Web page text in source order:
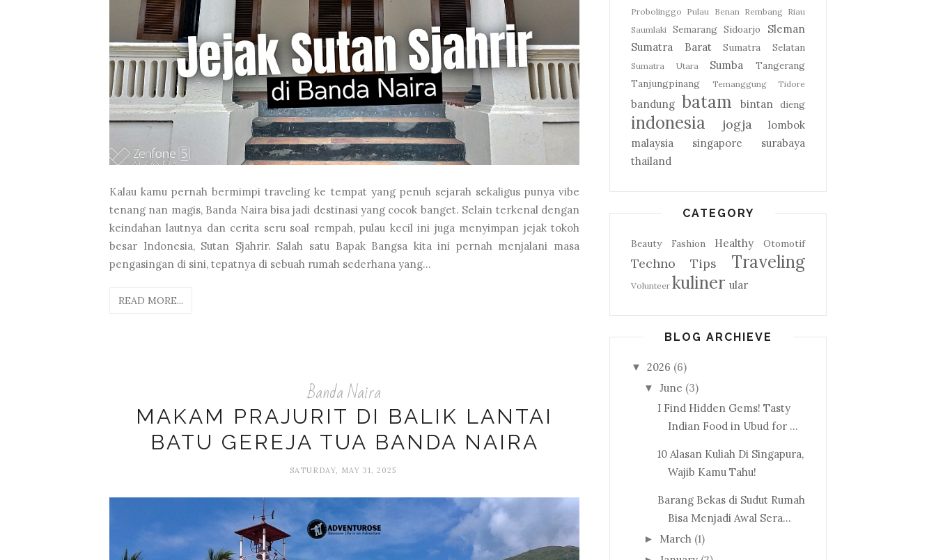
Kalau kamu pernah bermimpi traveling ke tempat yang penuh sejarah sekaligus punya vibe
tenang nan magis, Banda Naira bisa jadi destinasi yang cocok banget. Selain terkenal dengan
keindahan lautnya dan cerita seru soal rempah, pulau kecil ini juga menyimpan jejak tokoh
besar Indonesia, Sutan Sjahrir. Salah satu Bapak Bangsa kita ini pernah menjalani masa
pengasingan di sini, tepatnya di sebuah rumah sederhana yang...
READ MORE...
Banda Naira
MAKAM PRAJURIT DI BALIK LANTAI
BATU GEREJA TUA BANDA NAIRA
SATURDAY, MAY 31, 2025
Probolinggo Pulau Benan Rembang Riau
Saumlaki Semarang Sidoarjo
Sleman
Sumatra Barat
Sumatra Selatan
Sumatra Utara Sumba
Tangerang
Tanjungpinang
Temanggung Tidore
bandung batam bintan dieng
indonesia jogja
lombok
malaysia
singapore
surabaya
thailand
CATEGORY
Beauty Fashion Healthy Otomotif
Techno Tips Traveling
Volunteer kuliner ular
BLOG ARCHIEVE
▼ 2026 (6)
▼ June (3)
I Find Hidden Gems! Tasty
Indian Food in Ubud for ...
10 Alasan Kuliah Di Singapura,
Wajib Kamu Tahu!
Barang Bekas di Sudut Rumah
Bisa Menjadi Awal Sera...
► March (1)